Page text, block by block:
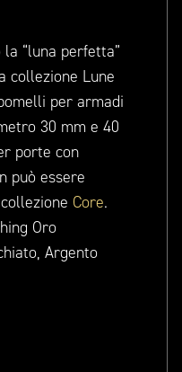
“luna perfetta”
collezione Lune
per armadi
30 mm e 40
porte con
può essere
Core.
Oro
Argento